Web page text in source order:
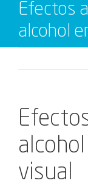
Efectos
alcohol
visual